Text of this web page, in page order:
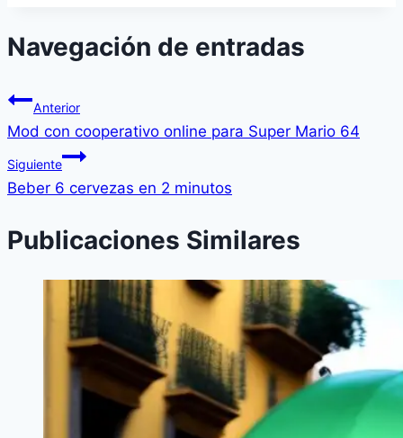
Navegación de entradas
Anterior
Mod con cooperativo online para Super Mario 64
Siguiente
Beber 6 cervezas en 2 minutos
Publicaciones Similares